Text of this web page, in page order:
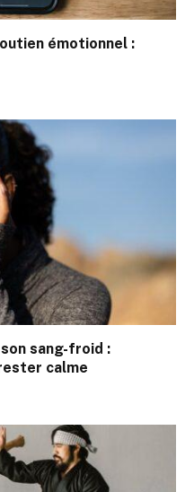
émotionnel :
sang-froid :
calme